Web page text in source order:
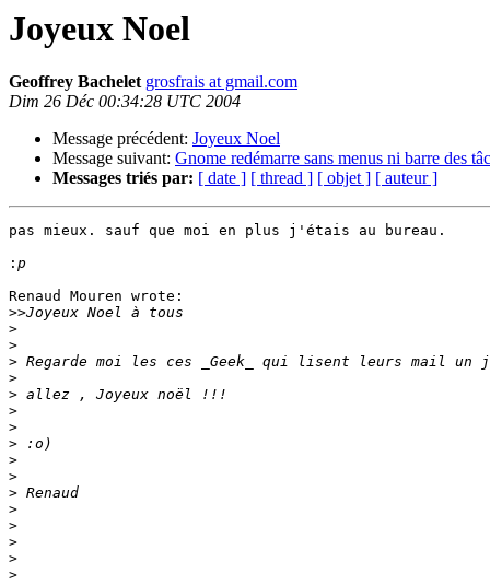
Joyeux Noel
Geoffrey Bachelet grosfrais at gmail.com
Dim 26 Déc 00:34:28 UTC 2004
Message précédent: Joyeux Noel
Message suivant: Gnome redémarre sans menus ni barre des
Messages triés par: [ date ] [ thread ] [ objet ] [ auteur ]
pas mieux. sauf que moi en plus j'étais au bureau.
:
Renaud Mouren wrote:
>>
>
>
>
>
>
>
>
>
>
>
>
>
>
>
>
>